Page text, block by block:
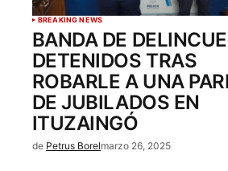
BREAKING NEWS
BANDA DE
DETENIDOS TRAS
ROBARLE A UNA
DE JUBILADOS EN
ITUZAINGÓ
de Petrus Borelmarzo 26, 2025